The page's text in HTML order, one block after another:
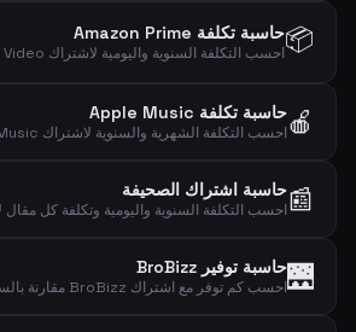
📦حاسبة تكلفة Amazon Prime
احسب التكلفة السنوية واليومية لاشتراك Amazon Prime Video.
🍎حاسبة تكلفة Apple Music
احسب التكلفة الشهرية والسنوية لاشتراك Apple Music.
📰حاسبة اشتراك الصحيفة
احسب التكلفة السنوية واليومية وتكلفة كل
🌉حاسبة توفير BroBizz
احسب كم توفر مع اشتراك BroBizz مقارنة بالسعر الكامل.